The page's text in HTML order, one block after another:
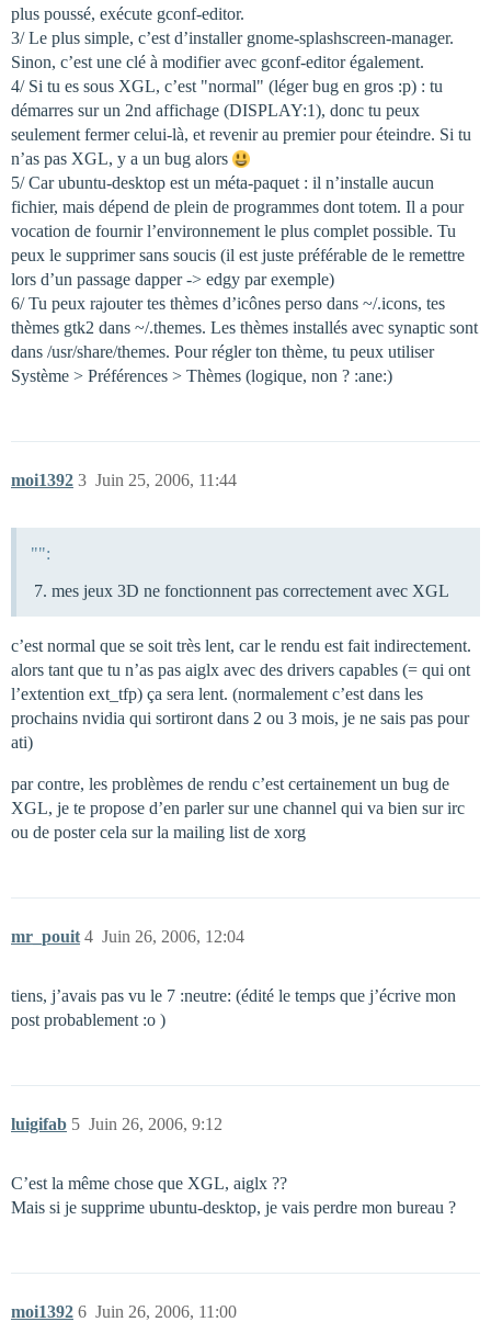
plus poussé, exécute gconf-editor.
3/ Le plus simple, c’est d’installer gnome-splashscreen-manager.
Sinon, c’est une clé à modifier avec gconf-editor également.
4/ Si tu es sous XGL, c’est "normal" (léger bug en gros :p) : tu
démarres sur un 2nd affichage (DISPLAY:1), donc tu peux
seulement fermer celui-là, et revenir au premier pour éteindre. Si tu
n’as pas XGL, y a un bug alors
5/ Car ubuntu-desktop est un méta-paquet : il n’installe aucun
fichier, mais dépend de plein de programmes dont totem. Il a pour
vocation de fournir l’environnement le plus complet possible. Tu
peux le supprimer sans soucis (il est juste préférable de le remettre
lors d’un passage dapper -> edgy par exemple)
6/ Tu peux rajouter tes thèmes d’icônes perso dans ~/.icons, tes
thèmes gtk2 dans ~/.themes. Les thèmes installés avec synaptic sont
dans /usr/share/themes. Pour régler ton thème, tu peux utiliser
Système > Préférences > Thèmes (logique, non ? :ane:)
moi1392 Juin 25, 2006, 11:44
3
"":
mes jeux 3D ne fonctionnent pas correctement avec XGL
c’est normal que se soit très lent, car le rendu est fait indirectement.
alors tant que tu n’as pas aiglx avec des drivers capables (= qui ont
l’extention ext_tfp) ça sera lent. (normalement c’est dans les
prochains nvidia qui sortiront dans 2 ou 3 mois, je ne sais pas pour
ati)
par contre, les problèmes de rendu c’est certainement un bug de
XGL, je te propose d’en parler sur une channel qui va bien sur irc
ou de poster cela sur la mailing list de xorg
mr_pouit Juin 26, 2006, 12:04
4
tiens, j’avais pas vu le 7 :neutre: (édité le temps que j’écrive mon
post probablement :o )
luigifab Juin 26, 2006, 9:12
5
C’est la même chose que XGL, aiglx ??
Mais si je supprime ubuntu-desktop, je vais perdre mon bureau ?
moi1392 Juin 26, 2006, 11:00
6